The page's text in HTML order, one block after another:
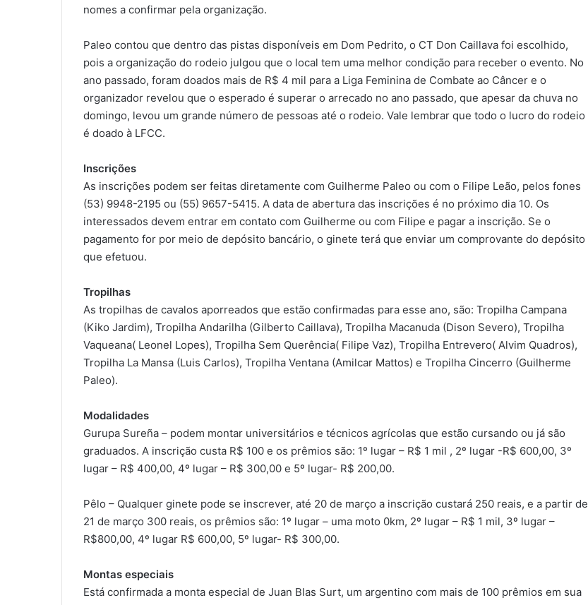
nomes a confirmar pela organização.
Paleo contou que dentro das pistas disponíveis em Dom Pedrito, o CT Don Caillava foi escolhido,
pois a organização do rodeio julgou que o local tem uma melhor condição para receber o evento. No
ano passado, foram doados mais de R$ 4 mil para a Liga Feminina de Combate ao Câncer e o
organizador revelou que o esperado é superar o arrecado no ano passado, que apesar da chuva no
domingo, levou um grande número de pessoas até o rodeio. Vale lembrar que todo o lucro do rodeio
é doado à LFCC.
Inscrições
As inscrições podem ser feitas diretamente com Guilherme Paleo ou com o Filipe Leão, pelos fones
(53) 9948-2195 ou (55) 9657-5415. A data de abertura das inscrições é no próximo dia 10. Os
interessados devem entrar em contato com Guilherme ou com Filipe e pagar a inscrição. Se o
pagamento for por meio de depósito bancário, o ginete terá que enviar um comprovante do depósito
que efetuou.
Tropilhas
As tropilhas de cavalos aporreados que estão confirmadas para esse ano, são: Tropilha Campana
(Kiko Jardim), Tropilha Andarilha (Gilberto Caillava), Tropilha Macanuda (Dison Severo), Tropilha
Vaqueana( Leonel Lopes), Tropilha Sem Querência( Filipe Vaz), Tropilha Entrevero( Alvim Quadros),
Tropilha La Mansa (Luis Carlos), Tropilha Ventana (Amilcar Mattos) e Tropilha Cincerro (Guilherme
Paleo).
Modalidades
Gurupa Sureña – podem montar universitários e técnicos agrícolas que estão cursando ou já são
graduados. A inscrição custa R$ 100 e os prêmios são: 1º lugar – R$ 1 mil , 2º lugar -R$ 600,00, 3º
lugar – R$ 400,00, 4º lugar – R$ 300,00 e 5º lugar- R$ 200,00.
Pêlo – Qualquer ginete pode se inscrever, até 20 de março a inscrição custará 250 reais, e a partir de
21 de março 300 reais, os prêmios são: 1º lugar – uma moto 0km, 2º lugar – R$ 1 mil, 3º lugar –
R$800,00, 4º lugar R$ 600,00, 5º lugar- R$ 300,00.
Montas especiais
Está confirmada a monta especial de Juan Blas Surt, um argentino com mais de 100 prêmios em sua